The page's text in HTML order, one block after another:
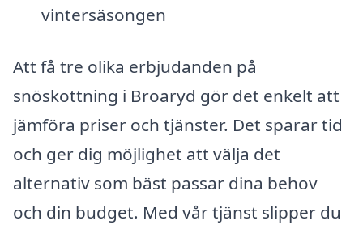
vintersäsongen
Att få tre olika erbjudanden på
snöskottning i Broaryd gör det enkelt att
jämföra priser och tjänster. Det sparar tid
och ger dig möjlighet att välja det
alternativ som bäst passar dina behov
och din budget. Med vår tjänst slipper du